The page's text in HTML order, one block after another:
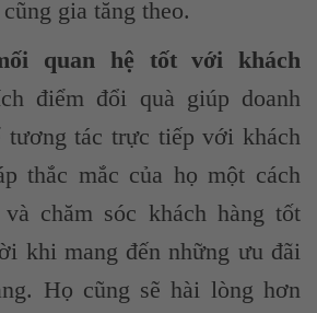
gia tăng theo.
quan hệ tốt với khách
điểm đổi quà giúp doanh
tương tác trực tiếp với khách
thắc mắc của họ một cách
và chăm sóc khách hàng tốt
khi mang đến những ưu đãi
Họ cũng sẽ hài lòng hơn